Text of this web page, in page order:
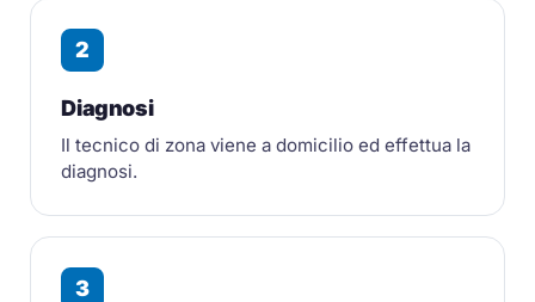
2
Diagnosi
Il tecnico di zona viene a domicilio ed effettua la
diagnosi.
3